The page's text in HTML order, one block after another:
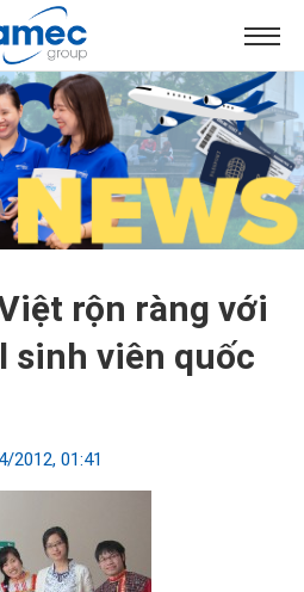
rộn ràng với
sinh viên quốc
2012, 01:41